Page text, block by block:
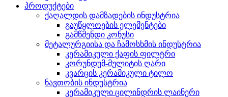
პროდუქტები
ქაღალდის დამზადების ინდუსტრია
გაუწყლოების ელემენტები
გამწმენდი კონუსი
მეტალურგიისა და ჩამოსხმის ინდუსტრია
კერამიკული ქაფის ფილტრი
კორუნდუმ-მულიტის ღარი
კვარცის კერამიკული ტილო
ნავთობის ინდუსტრია
კერამიკული ცილინდრის ლაინერი